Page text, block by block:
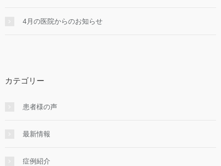
4月の医院からのお知らせ
カテゴリー
患者様の声
最新情報
症例紹介